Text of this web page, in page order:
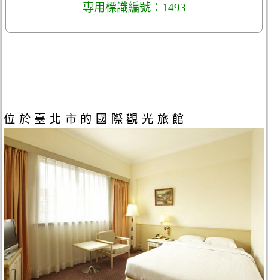
專用標識編號：1493
位於臺北市的國際觀光旅館